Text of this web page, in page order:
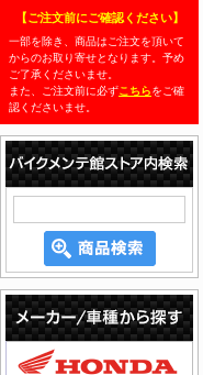
【ご注文前にご確認ください】
一部を除き、商品はご注文を頂いて
からのお取り寄せとなります。予め
ご了承くださいませ。
また、ご注文前に必ずこちらをご確
認くださいませ。